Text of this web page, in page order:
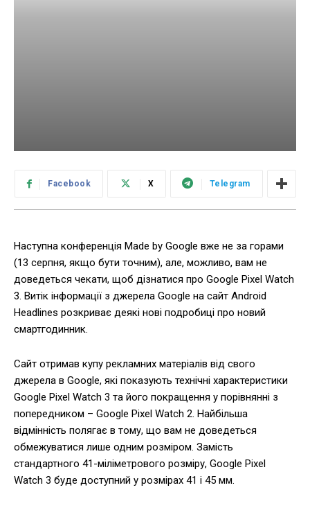
Facebook X Telegram
Наступна конференція Made by Google вже не за горами
(13 серпня, якщо бути точним), але, можливо, вам не
доведеться чекати, щоб дізнатися про Google Pixel Watch
3. Витік інформації з джерела Google на сайт Android
Headlines розкриває деякі нові подробиці про новий
смартгодинник.
Сайт отримав купу рекламних матеріалів від свого
джерела в Google, які показують технічні характеристики
Google Pixel Watch 3 та його покращення у порівнянні з
попередником – Google Pixel Watch 2. Найбільша
відмінність полягає в тому, що вам не доведеться
обмежуватися лише одним розміром. Замість
стандартного 41-міліметрового розміру, Google Pixel
Watch 3 буде доступний у розмірах 41 і 45 мм.